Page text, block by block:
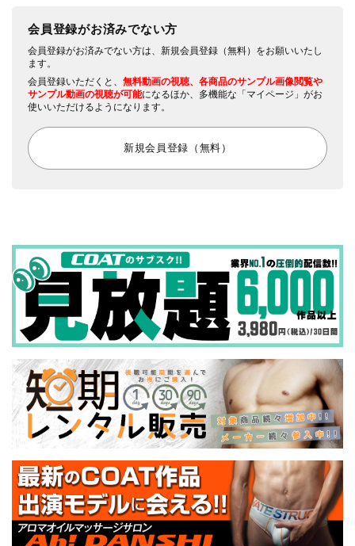
会員登録がお済みでない方
会員登録がお済みでない方は、新規会員登録（無料）をお願いいたし
ます。
会員登録いただくと、 無料動画の視聴、各商品のサンプル画像閲覧や
サンプル動画の視聴が可能になるほか、多機能な「マイページ」がお
使いいただけるようになります。